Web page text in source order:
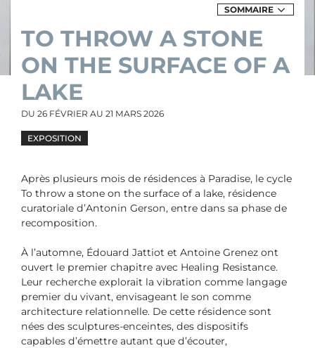
SOMMAIRE
DE
THROW
A
ON
THE
SURFACE
TO THROW A STONE
ON THE SURFACE OF A
LAKE
DU 26 FÉVRIER AU 21 MARS 2026
EXPOSITION
Après plusieurs mois de résidences à Paradise, le cycle
To throw a stone on the surface of a lake, résidence
curatoriale d’Antonin Gerson, entre dans sa phase de
recomposition.
À l’automne, Édouard Jattiot et Antoine Grenez ont
ouvert le premier chapitre avec Healing Resistance.
Leur recherche explorait la vibration comme langage
premier du vivant, envisageant le son comme
architecture relationnelle. De cette résidence sont
nées des sculptures-enceintes, des dispositifs
capables d’émettre autant que d’écouter,